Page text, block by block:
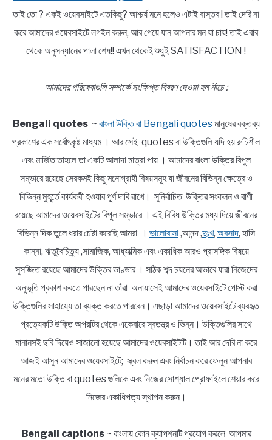
তাই তো ? একই ওয়েবসাইটে এতকিছু? আশ্চর্য মনে হলেও এটাই বাস্তব ! তাই দেরি না
করে আমাদের ওয়েবসাইটে লগইন করুন, আর পেয়ে যান আপনার মন যা চায়! তাই এবার
থেকে অনুসন্ধানের পালা শেষ!! এখন থেকেই শুধুই SATISFACTION !
আমাদের পরিষেবাগুলি সম্পর্কে সংক্ষিপ্ত বিবরণ দেওয়া হল নীচে :
Bengali quotes~ বাংলা উক্তি বা Bengali quotesমানুষের বক্তব্য
প্রকাশের এক সর্বোৎকৃষ্ট মাধ্যম । আর সেই quotes বা উক্তিগুলি যদি হয় রুচিশীল
এবং মার্জিত তাহলে তা একটি আলাদা মাত্রা পায় । আমাদের বাংলা উক্তির বিপুল
সম্ভারে রয়েছে সেরকমই কিছু মনোগ্রাহী বিষয়সমূহ যা জীবনের বিভিন্ন ক্ষেত্রে ও
বিভিন্ন মুহূর্তে কার্যকরী হওয়ার পূর্ণ দাবি রাখে। সুনির্বাচিত উক্তির সংকলন ও বাণী
রয়েছে আমাদের ওয়েবসাইটের বিপুল সম্ভারে । এই বিবিধ উক্তির মধ্য দিয়ে জীবনের
বিভিন্ন দিক তুলে ধরার চেষ্টা করেছি আমরা । ভালোবাসা,আনন্দ ,দুঃখ, অবসাদ, হাসি
কান্না, ঋতুবৈচিত্র্য ,সামাজিক, আধ্যাত্মিক এবং একাধিক আরও প্রাসঙ্গিক বিষয়ে
সুসজ্জিত রয়েছে আমাদের উক্তির ভাণ্ডার । সঠিক শব্দ চয়নের অভাবে যারা নিজেদের
অনুভূতি প্রকাশ করতে পারছেন না তাঁরা অনায়াসেই আমাদের ওয়েবসাইটে পোস্ট করা
উক্তিগুলির সাহায্যে তা ব্যক্ত করতে পারবেন। এছাড়া আমাদের ওয়েবসাইটে ব্যবহৃত
প্রত্যেকটি উক্তি অপরটির থেকে একেবারে স্বতন্ত্র ও ভিন্ন। উক্তিগুলির সাথে
মানানসই ছবি দিয়েও সাজানো হয়েছে আমাদের ওয়েবসাইটটি। তাই আর দেরি না করে
আজই আসুন আমাদের ওয়েবসাইটে; স্ক্রল করুন এবং নির্বাচন করে ফেলুন আপনার
মনের মতো উক্তি বা quotes গুলিকে এবং নিজের সোশ্যাল প্রোফাইলে শেয়ার করে
নিজের একাধিপত্য স্থাপন করুন।
Bengali captions~ বাংলায় কোন ক্যাপশনটি প্রয়োগ করলে আপমার